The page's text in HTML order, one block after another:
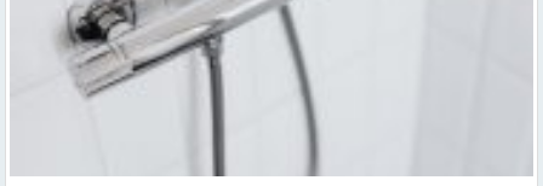
Ceturtdien iespējami dzeramā ūdens padeves pārtraukumi vairākās
vietās Valmierā